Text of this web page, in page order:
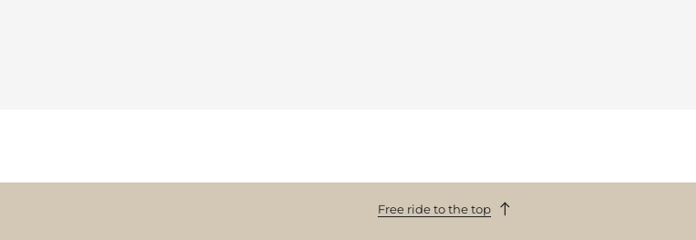
Free ride to the top